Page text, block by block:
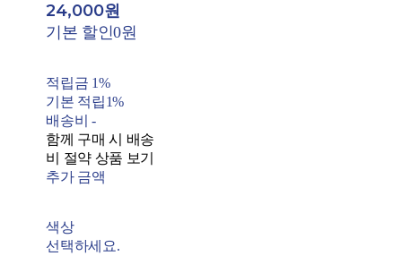
24,000원
기본 할인0원
적립금 1%
기본 적립1%
배송비 -
함께 구매 시 배송
비 절약 상품 보기
추가 금액
색상
선택하세요.